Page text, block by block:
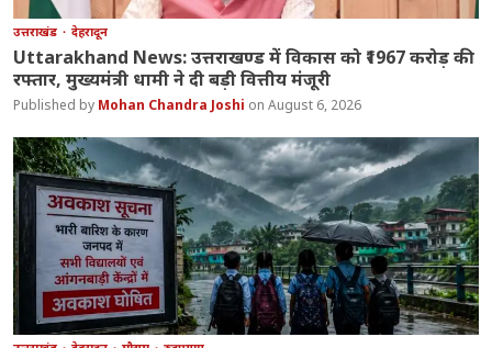
उत्तराखंड देहरादून
Uttarakhand News: उत्तराखण्ड में विकास को ₹1967 करोड़ की
रफ्तार, मुख्यमंत्री धामी ने दी बड़ी वित्तीय मंजूरी
Mohan Chandra Joshi August 6, 2026